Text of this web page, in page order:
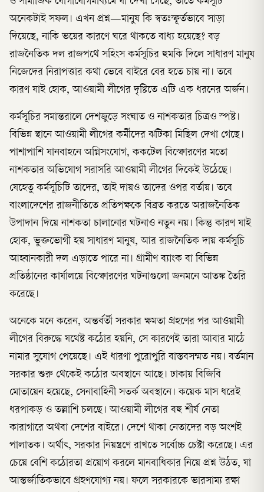
অনেকটাই সফল। এখন প্রশ্ন—মানুষ কি স্বতঃস্ফূর্তভাবে সাড়া
দিয়েছে, নাকি ভয়ের কারণে ঘরে থাকতে বাধ্য হয়েছে? বড়
রাজনৈতিক দল রাজপথে সহিংস কর্মসূচির হুমকি দিলে সাধারণ মানুষ
নিজেদের নিরাপত্তার কথা ভেবে বাইরে বের হতে চায় না। তবে
কারণ যাই হোক, আওয়ামী লীগের দৃষ্টিতে এটি এক ধরনের অর্জন।
কর্মসূচির সমান্তরালে দেশজুড়ে সংঘাত ও নাশকতার চিত্রও স্পষ্ট।
বিভিন্ন স্থানে আওয়ামী লীগের কর্মীদের ঝটিকা মিছিল দেখা গেছে।
পাশাপাশি যানবাহনে অগ্নিসংযোগ, ককটেল বিস্ফোরণের মতো
নাশকতার অভিযোগ সরাসরি আওয়ামী লীগের দিকেই উঠেছে।
যেহেতু কর্মসূচিটি তাদের, তাই দায়ও তাদের ওপর বর্তায়। তবে
বাংলাদেশের রাজনীতিতে প্রতিপক্ষকে বিব্রত করতে অরাজনৈতিক
উপাদান দিয়ে নাশকতা চালানোর ঘটনাও নতুন নয়। কিন্তু কারণ যাই
হোক, ভুক্তভোগী হয় সাধারণ মানুষ, আর রাজনৈতিক দায় কর্মসূচি
আহ্বানকারী দল এড়াতে পারে না। গ্রামীণ ব্যাংক বা বিভিন্ন
প্রতিষ্ঠানের কার্যালয়ে বিস্ফোরণের ঘটনাগুলো জনমনে আতঙ্ক তৈরি
করেছে।
অনেকে মনে করেন, অন্তর্বর্তী সরকার ক্ষমতা গ্রহণের পর আওয়ামী
লীগের বিরুদ্ধে যথেষ্ট কঠোর হয়নি, সে কারণেই তারা আবার মাঠে
নামার সুযোগ পেয়েছে। এই ধারণা পুরোপুরি বাস্তবসম্মত নয়। বর্তমান
সরকার শুরু থেকেই কঠোর অবস্থানে আছে। ঢাকায় বিজিবি
মোতায়েন হয়েছে, সেনাবাহিনী সতর্ক অবস্থানে। কয়েক মাস ধরেই
ধরপাকড় ও তল্লাশি চলছে। আওয়ামী লীগের বহু শীর্ষ নেতা
কারাগারে অথবা দেশের বাইরে। দেশে থাকা নেতাদের বড় অংশই
পালাতক। অর্থাৎ, সরকার নিয়ন্ত্রণে রাখতে সর্বোচ্চ চেষ্টা করেছে। এর
চেয়ে বেশি কঠোরতা প্রয়োগ করলে মানবাধিকার নিয়ে প্রশ্ন উঠত, যা
আন্তর্জাতিকভাবে গ্রহণযোগ্য নয়। ফলে সরকারকে ভারসাম্য রক্ষা